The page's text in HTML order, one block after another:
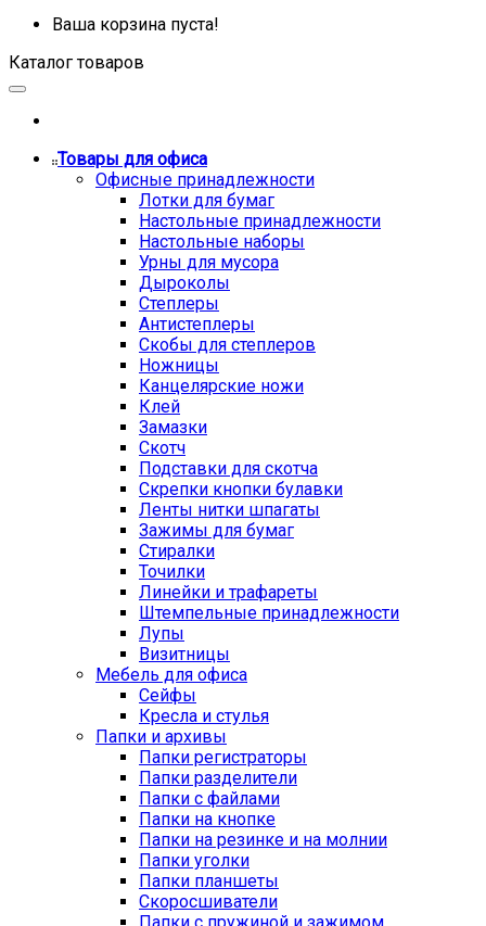
Ваша корзина пуста!
Каталог товаров
Товары для офиса
Офисные принадлежности
Лотки для бумаг
Настольные принадлежности
Настольные наборы
Урны для мусора
Дыроколы
Степлеры
Антистеплеры
Скобы для степлеров
Ножницы
Канцелярские ножи
Клей
Замазки
Скотч
Подставки для скотча
Скрепки кнопки булавки
Ленты нитки шпагаты
Зажимы для бумаг
Стиралки
Точилки
Линейки и трафареты
Штемпельные принадлежности
Лупы
Визитницы
Мебель для офиса
Сейфы
Кресла и стулья
Папки и архивы
Папки регистраторы
Папки разделители
Папки с файлами
Папки на кнопке
Папки на резинке и на молнии
Папки уголки
Папки планшеты
Скоросшиватели